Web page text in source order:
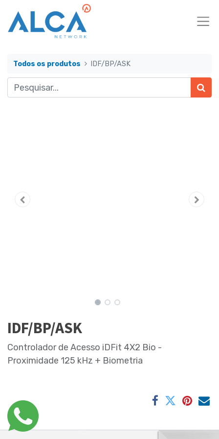
Todos os produtos IDF/BP/ASK
IDF/BP/ASK
Controlador de Acesso iDFit 4X2 Bio -
Proximidade 125 kHz + Biometria